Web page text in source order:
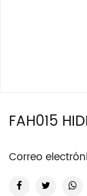
FAH015
Correo